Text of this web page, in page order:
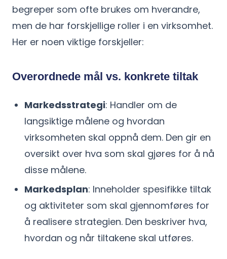
begreper som ofte brukes om hverandre,
men de har forskjellige roller i en virksomhet.
Her er noen viktige forskjeller:
Overordnede mål vs. konkrete tiltak
Markedsstrategi: Handler om de
langsiktige målene og hvordan
virksomheten skal oppnå dem. Den gir en
oversikt over hva som skal gjøres for å nå
disse målene.
Markedsplan: Inneholder spesifikke tiltak
og aktiviteter som skal gjennomføres for
å realisere strategien. Den beskriver hva,
hvordan og når tiltakene skal utføres.